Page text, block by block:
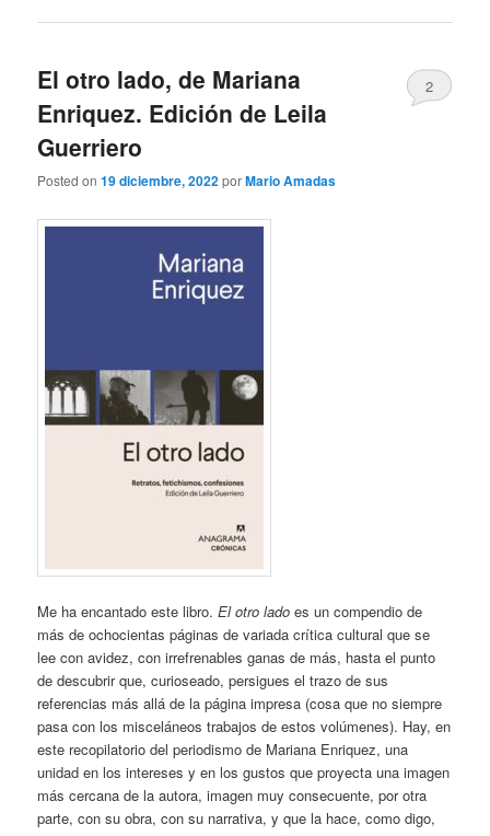
El otro lado, de Mariana
Enriquez. Edición de Leila
Guerriero
Posted on19 diciembre, 2022porMario Amadas
2
Me ha encantado este libro.El otro lado es un compendio de
más de ochocientas páginas de variada crítica cultural que se
lee con avidez, con irrefrenables ganas de más, hasta el punto
de descubrir que, curioseado, persigues el trazo de sus
referencias más allá de la página impresa (cosa que no siempre
pasa con los misceláneos trabajos de estos volúmenes). Hay, en
este recopilatorio del periodismo de Mariana Enriquez, una
unidad en los intereses y en los gustos que proyecta una imagen
más cercana de la autora, imagen muy consecuente, por otra
parte, con su obra, con su narrativa, y que la hace, como digo,